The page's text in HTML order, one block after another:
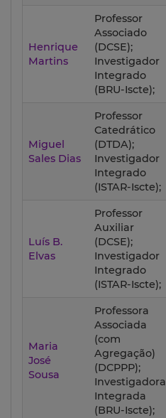
Henrique
Martins
Professor
Associado
(DCSE);
Investigador
Integrado
(BRU-Iscte);
Miguel
Sales Dias
Professor
Catedrático
(DTDA);
Investigador
Integrado
(ISTAR-Iscte);
Luís B.
Elvas
Professor
Auxiliar
(DCSE);
Investigador
Integrado
(ISTAR-Iscte);
Maria
José
Sousa
Professora
Associada
(com
Agregação)
(DCPPP);
Investigadora
Integrada
(BRU-Iscte);